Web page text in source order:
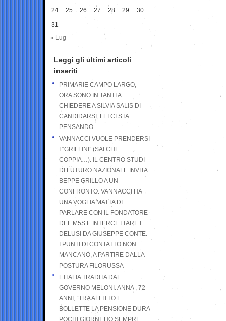
24 25 26 27 28 29 30
31
« Lug
Leggi gli ultimi articoli
inseriti
PRIMARIE CAMPO LARGO,
ORA SONO IN TANTI A
CHIEDERE A SILVIA SALIS DI
CANDIDARSI: LEI CI STA
PENSANDO
VANNACCI VUOLE PRENDERSI
I “GRILLINI” (SAI CHE
COPPIA…). IL CENTRO STUDI
DI FUTURO NAZIONALE INVITA
BEPPE GRILLO A UN
CONFRONTO. VANNACCI HA
UNA VOGLIA MATTA DI
PARLARE CON IL FONDATORE
DEL M5S E INTERCETTARE I
DELUSI DA GIUSEPPE CONTE.
I PUNTI DI CONTATTO NON
MANCANO, A PARTIRE DALLA
POSTURA FILORUSSA
L’ITALIA TRADITA DAL
GOVERNO MELONI. ANNA , 72
ANNI; “TRA AFFITTO E
BOLLETTE LA PENSIONE DURA
POCHI GIORNI, HO SEMPRE